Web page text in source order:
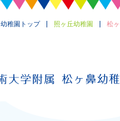
幼稚園トップ 照ヶ丘幼稚園 松